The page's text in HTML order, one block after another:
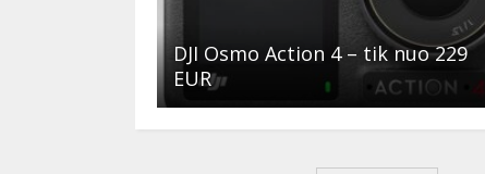
DJI Osmo Action 4 – tik nuo 229
EUR